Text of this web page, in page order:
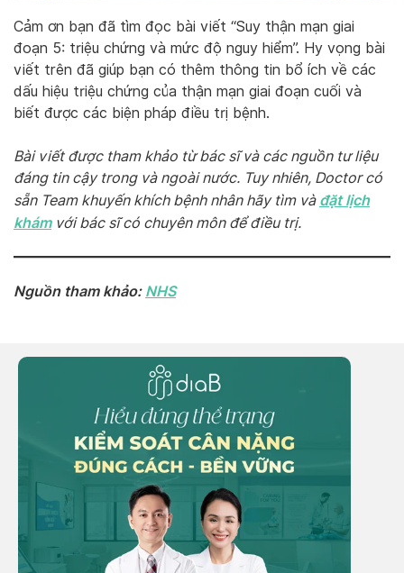
Cảm ơn bạn đã tìm đọc bài viết “Suy thận mạn giai
đoạn 5: triệu chứng và mức độ nguy hiểm”. Hy vọng bài
viết trên đã giúp bạn có thêm thông tin bổ ích về các
dấu hiệu triệu chứng của thận mạn giai đoạn cuối và
biết được các biện pháp điều trị bệnh.
Bài viết được tham khảo từ bác sĩ và các nguồn tư liệu
đáng tin cậy trong và ngoài nước. Tuy nhiên, Doctor có
sẵn Team khuyến khích bệnh nhân hãy tìm và đặt lịch
khámvới bác sĩ có chuyên môn để điều trị.
Nguồn tham khảo: NHS